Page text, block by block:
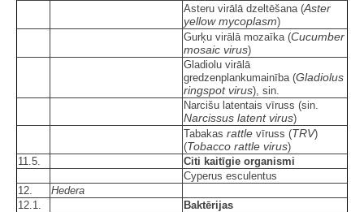
Asteru virālā dzeltēšana (Aster
yellow mycoplasm)
Gurķu virālā mozaīka (Cucumber
mosaic virus)
Gladiolu virālā
gredzenplankumainība (Gladiolus
ringspot virus), sin.
Narcišu latentais vīruss (sin.
Narcissus latent virus)
Tabakas rattle vīruss (TRV)
(Tobacco rattle virus)
11.5.
Citi kaitīgie organismi
Cyperus esculentus
12.
Hedera
12.1.
Baktērijas